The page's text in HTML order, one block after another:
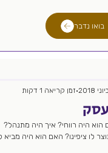
בואו נדבר
זמן קריאה 1 דקות
היה רווחי? איך היה מתנהל?
לו ציפינו? האם הוא היה מביא